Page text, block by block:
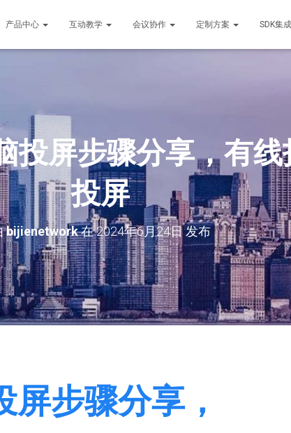
产品中心 互动教学 会议协作 定制方案 SDK集成
投屏步骤分享，有
投屏
bijienetwork在2024年6月24日发布
步骤分享，